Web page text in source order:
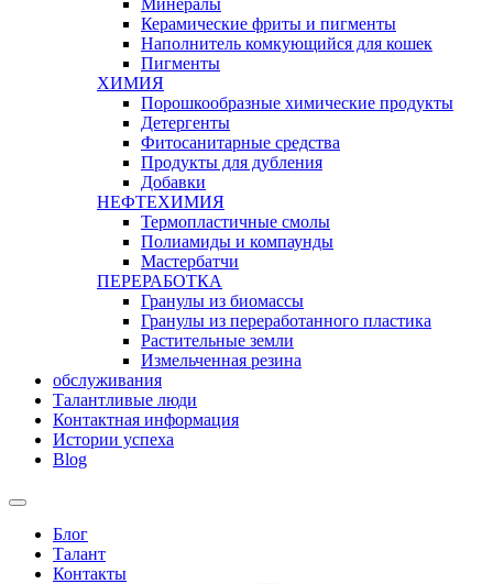
Керамические фриты и пигменты
Наполнитель комкующийся для кошек
Пигменты
ХИМИЯ
Порошкообразные химические продукты
Детергенты
Фитосанитарные средства
Продукты для дубления
Добавки
НЕФТЕХИМИЯ
Термопластичные смолы
Полиамиды и компаунды
Мастербатчи
ПЕРЕРАБОТКА
Гранулы из биомассы
Гранулы из переработанного пластика
Растительные земли
Измельченная резина
обслуживания
Талантливые люди
Контактная информация
Истории успеха
Blog
Блог
Талант
Контакты